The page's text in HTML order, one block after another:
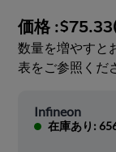
価格 :$75.33
数量を増やすと
表をご参照くだ
Infineon
在庫あり: